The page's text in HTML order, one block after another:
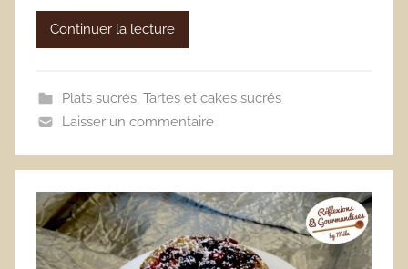
Continuer la lecture
Plats sucrés, Tartes et cakes sucrés
Laisser un commentaire